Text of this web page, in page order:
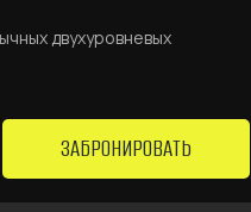
ЗАБРОНИРОВАТЬ
двухуровневых